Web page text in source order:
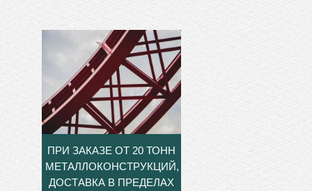
ПРИ ЗАКАЗЕ ОТ 20 ТОНН
МЕТАЛЛОКОНСТРУКЦИЙ,
ДОСТАВКА В ПРЕДЕЛАХ